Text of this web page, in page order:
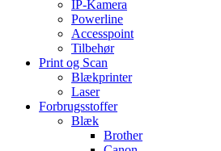
IP-Kamera
Powerline
Accesspoint
Tilbehør
Print og Scan
Blækprinter
Laser
Forbrugsstoffer
Blæk
Brother